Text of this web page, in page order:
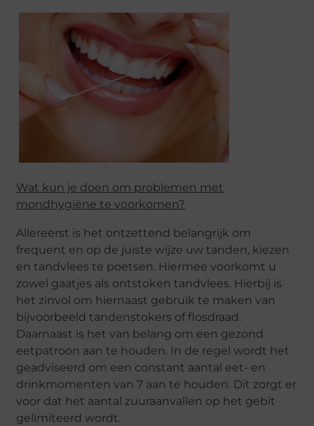
Wat kun je doen om problemen met
mondhygiëne te voorkomen?
Allereerst is het ontzettend belangrijk om
frequent en op de juiste wijze uw tanden, kiezen
en tandvlees te poetsen. Hiermee voorkomt u
zowel gaatjes als ontstoken tandvlees. Hierbij is
het zinvol om hiernaast gebruik te maken van
bijvoorbeeld tandenstokers of flosdraad.
Daarnaast is het van belang om een gezond
eetpatroon aan te houden. In de regel wordt het
geadviseerd om een constant aantal eet- en
drinkmomenten van 7 aan te houden. Dit zorgt er
voor dat het aantal zuuraanvallen op het gebit
gelimiteerd wordt.